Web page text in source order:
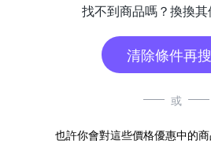
找不到商品嗎？換換其
清除條件再
或
也許你會對這些價格優惠中的商